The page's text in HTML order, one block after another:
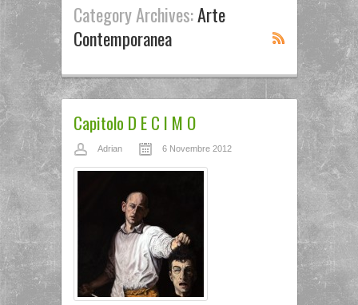
Category Archives:Arte
Contemporanea
Capitolo D E C I M O
Adrian 6 Novembre 2012